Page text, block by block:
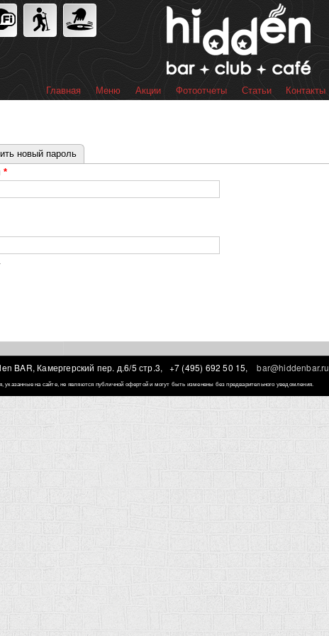
Перейти к
основному
содержанию
Главное меню
Главная Меню Акции Фотоотчеты Статьи Контакты
новый пароль
*
BAR, Камергерский пер. д.6/5 стр.3,
+7 (495) 692 50 15, bar@hiddenbar.ru
указанные на сайте, не являются публичной офертой и могут быть изменены без предварительного уведомления.